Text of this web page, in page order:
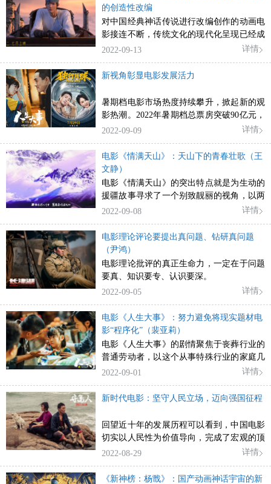
的创造性改编
对中国经典神话传说进行改编创作的动画电
影接连不断，传统文化的现代化呈现已经成
为动画电影主流，也是观察、思考国产动画
2022-09-13 详情
新视角彰显电影发展活力
暑期档电影市场热度持续攀升，掀起新的观
影热潮。2022年暑期档总票房突破90亿元，
远超去年暑期档73.81亿元的成绩，实现了主
2022-09-09 详情
电影《情满天山》：天山下的青春壮歌（王
文静）
电影《情满天山》的突出特点就是为生动的
援疆故事寻求了一个别致靓丽的视角，以两
代河北援疆干部乔建华、乔小山父子的援疆
意蕴，在两代人的奉献和成长中展开了援建
新疆的动人画卷。
2022-09-08 详情
电影理论评论要提出真问题、钻研真问题
（尹鸿）
电影理论批评的真正生命力，一定在于问题
要真、知识要专、认识要深。
2022-09-05
详情
电影《人生大事》：努力避免将现实题材电
影“程序化”（裴亚莉）
电影《人生大事》的剧情聚焦于丧葬行业的
普通劳动者，以这个从事特殊行业的家庭几
代人的积累，得出“人生除死无大事”“名利都
一颗圣人心”的职业体悟。
2022-09-01 详情
新时代电影：坚守人民立场，迈向强国征程
回望近十年的发展历程可以看到，中国电影
切实以人民性为价值导向，完成了宏观的顶
层设计和话语体系建设，微观的创作策略优
姿态，迎接党的二十大！
2022-08-29 详情
《新神榜：杨戬》：国产动画神话宇宙的新